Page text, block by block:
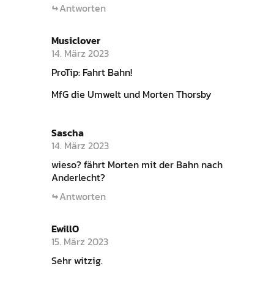
Antworten
Musiclover
14. März 2023
ProTip: Fahrt Bahn!
MfG die Umwelt und Morten Thorsby
Sascha
14. März 2023
wieso? fährt Morten mit der Bahn nach
Anderlecht?
Antworten
EwillO
15. März 2023
Sehr witzig.